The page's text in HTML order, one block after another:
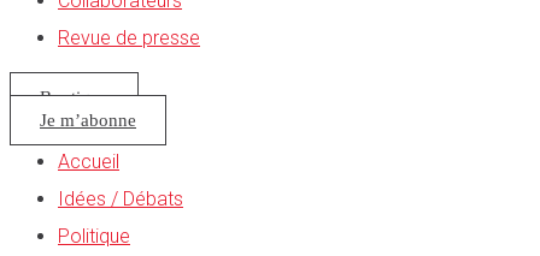
Revue de presse
Boutique
Je m’abonne
Accueil
Idées / Débats
Politique